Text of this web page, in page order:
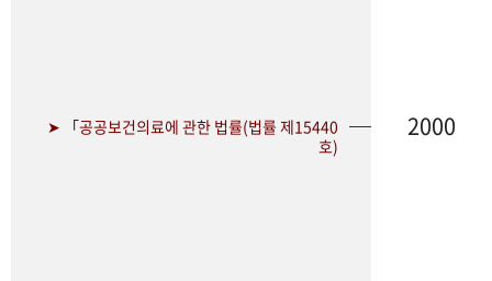
➤ 「공공보건의료에 관한 법률(법률 제15440
호)
2000